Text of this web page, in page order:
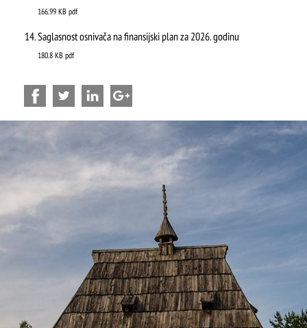
166.99 KB pdf
Saglasnost osnivača na finansijski plan za 2026. godinu
180.8 KB pdf
VIDETI FEATURED